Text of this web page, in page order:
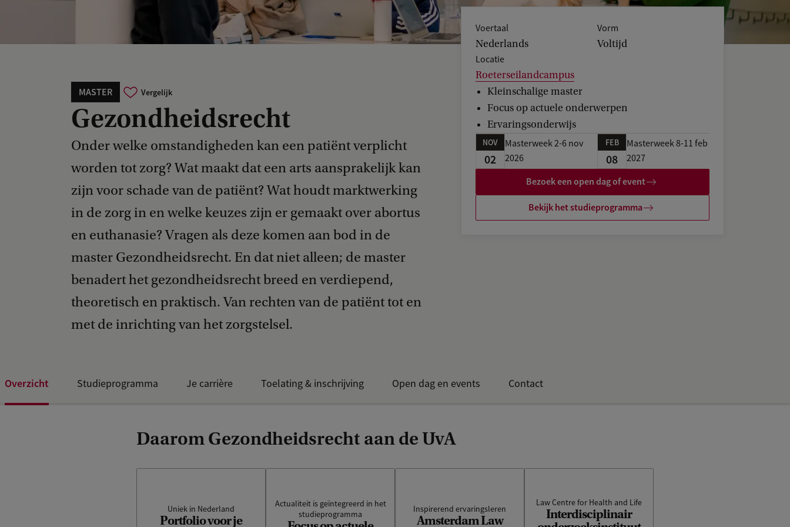
MASTER Vergelijk
Gezondheidsrecht
Onder welke omstandigheden kan een patiënt verplicht
worden tot zorg? Wat maakt dat een arts aansprakelijk kan
zijn voor schade van de patiënt? Wat houdt marktwerking
in de zorg in en welke keuzes zijn er gemaakt over abortus
en euthanasie? Vragen als deze komen aan bod in de
master Gezondheidsrecht. En dat niet alleen; de master
benadert het gezondheidsrecht breed en verdiepend,
theoretisch en praktisch. Van rechten van de patiënt tot en
met de inrichting van het zorgstelsel.
Voertaal
Nederlands
Vorm
Voltijd
Locatie
Roeterseilandcampus
Kleinschalige master
Focus op actuele onderwerpen
Ervaringsonderwijs
NOV
02
Masterweek 2-6 nov
2026
FEB
08
Masterweek 8-11 feb
2027
Bezoek een open dag of event
Bekijk het studieprogramma
Overzicht Studieprogramma Je carrière Toelating & inschrijving Open dag en events Contact
Daarom Gezondheidsrecht aan de UvA
Uniek in Nederland
Portfolio voor je
stap voor stap aan een
portfolio: de opdrachten uit
Actualiteit is geïntegreerd in het
studieprogramma
benadering van het
vakgebied, onder meer
Inspirerend ervaringsleren
Amsterdam Law
verschillende
vaardighedenvakken. De
Law Centre for Health and Life
Interdisciplinair
LCHL heeft als doel om te
onderzoeken wat de impact